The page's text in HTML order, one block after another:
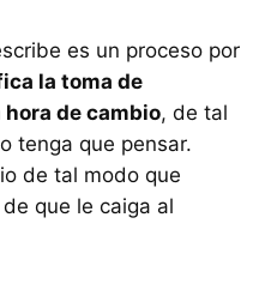
es un proceso por
la toma de
de cambio, de tal
tenga que pensar.
de tal modo que
que le caiga al